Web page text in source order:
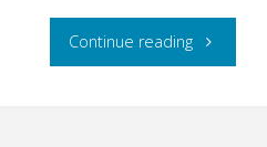
Continue reading